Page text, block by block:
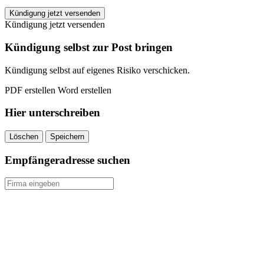
Stadtwerke
Quickborn
kündigen
quantity
Kündigung jetzt versenden
Kündigung jetzt versenden
Kündigung selbst zur Post bringen
Kündigung selbst auf eigenes Risiko verschicken.
PDF erstellen Word erstellen
Hier unterschreiben
Löschen Speichern
Empfängeradresse suchen